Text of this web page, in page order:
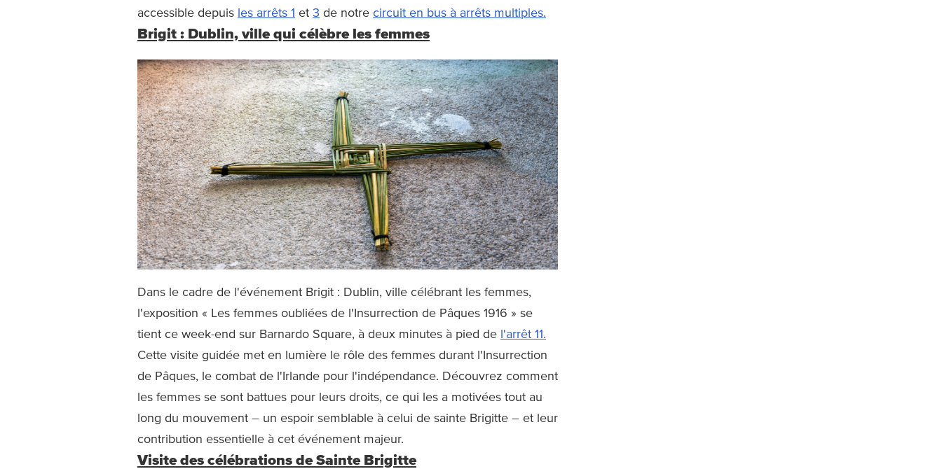
accessible depuis les arrêts 1 et 3 de notre circuit en bus à arrêts multiples.
Brigit : Dublin, ville qui célèbre les femmes
Dans le cadre de l'événement Brigit : Dublin, ville célébrant les femmes,
l'exposition « Les femmes oubliées de l'Insurrection de Pâques 1916 » se
tient ce week-end sur Barnardo Square, à deux minutes à pied de l'arrêt 11.
Cette visite guidée met en lumière le rôle des femmes durant l'Insurrection
de Pâques, le combat de l'Irlande pour l'indépendance. Découvrez comment
les femmes se sont battues pour leurs droits, ce qui les a motivées tout au
long du mouvement – un espoir semblable à celui de sainte Brigitte – et leur
contribution essentielle à cet événement majeur.
Visite des célébrations de Sainte Brigitte